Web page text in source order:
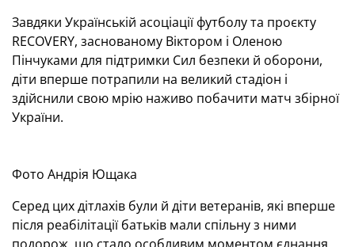
Завдяки Українській асоціації футболу та проєкту
RECOVERY, заснованому Віктором і Оленою
Пінчуками для підтримки Сил безпеки й оборони,
діти вперше потрапили на великий стадіон і
здійснили свою мрію наживо побачити матч збірної
України.
Фото Андрія Ющака
Серед цих дітлахів були й діти ветеранів, які вперше
після реабілітації батьків мали спільну з ними